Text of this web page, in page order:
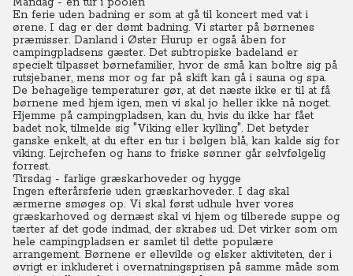
En ferie uden badning er som at gå til koncert med vat i
ørene. I dag er der dømt badning. Vi starter på børnenes
præmisser. Danland i Øster Hurup er også åben for
campingpladsens gæster. Det subtropiske badeland er
specielt tilpasset børnefamilier, hvor de små kan boltre sig på
rutsjebaner, mens mor og far på skift kan gå i sauna og spa.
De behagelige temperaturer gør, at det næste ikke er til at få
børnene med hjem igen, men vi skal jo heller ikke nå noget.
Hjemme på campingpladsen, kan du, hvis du ikke har fået
badet nok, tilmelde sig "Viking eller kylling". Det betyder
ganske enkelt, at du efter en tur i bølgen blå, kan kalde sig for
viking. Lejrchefen og hans to friske sønner går selvfølgelig
forrest.
Tirsdag - farlige græskarhoveder og hygge
Ingen efterårsferie uden græskarhoveder. I dag skal
ærmerne smøges op. Vi skal først udhule hver vores
græskarhoved og dernæst skal vi hjem og tilberede suppe og
tærter af det gode indmad, der skrabes ud. Det virker som om
hele campingpladsen er samlet til dette populære
arrangement. Børnene er ellevilde og elsker aktiviteten, der i
øvrigt er inkluderet i overnatningsprisen på samme måde som